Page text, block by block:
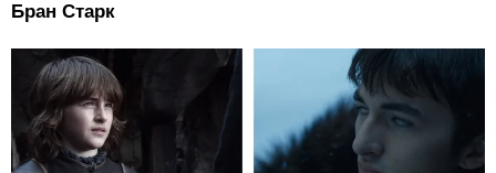
Бран Старк